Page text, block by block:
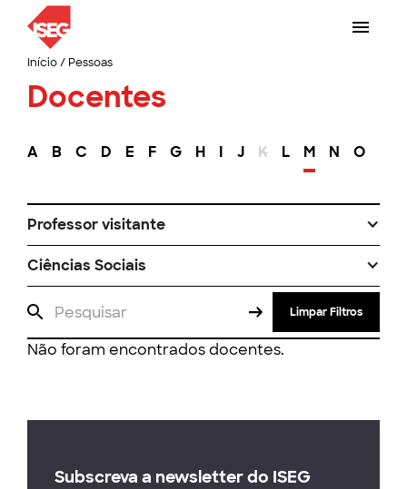
Início/ Pessoas
Docentes
A B C D E F G H I J K L M N O
Professor visitante
Ciências Sociais
Limpar Filtros
Não foram encontrados docentes.
Subscreva a newsletter do ISEG